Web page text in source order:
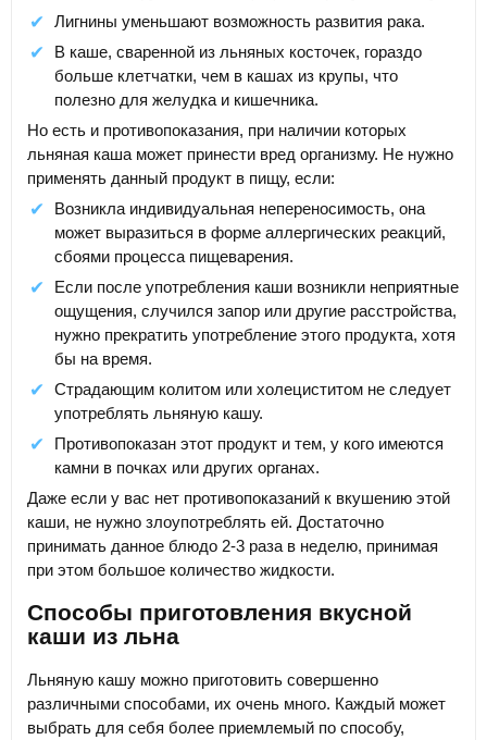
Лигнины уменьшают возможность развития рака.
В каше, сваренной из льняных косточек, гораздо
больше клетчатки, чем в кашах из крупы, что
полезно для желудка и кишечника.
Но есть и противопоказания, при наличии которых
льняная каша может принести вред организму. Не нужно
применять данный продукт в пищу, если:
Возникла индивидуальная непереносимость, она
может выразиться в форме аллергических реакций,
сбоями процесса пищеварения.
Если после употребления каши возникли неприятные
ощущения, случился запор или другие расстройства,
нужно прекратить употребление этого продукта, хотя
бы на время.
Страдающим колитом или холециститом не следует
употреблять льняную кашу.
Противопоказан этот продукт и тем, у кого имеются
камни в почках или других органах.
Даже если у вас нет противопоказаний к вкушению этой
каши, не нужно злоупотреблять ей. Достаточно
принимать данное блюдо 2-3 раза в неделю, принимая
при этом большое количество жидкости.
Способы приготовления вкусной
каши из льна
Льняную кашу можно приготовить совершенно
различными способами, их очень много. Каждый может
выбрать для себя более приемлемый по способу,